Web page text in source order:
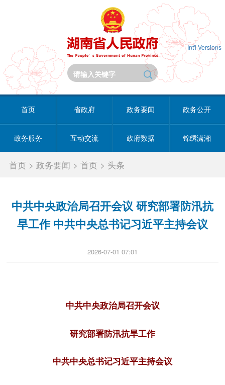
Int'l Versions
首页 省政府 政务要闻 政务公开
政务服务 互动交流 政府数据 锦绣潇湘
首页 >政务要闻 >首页 > 头条
中共中央政治局召开会议 研究部署防汛抗
旱工作 中共中央总书记习近平主持会议
2026-07-01 07:01
中共中央政治局召开会议
研究部署防汛抗旱工作
中共中央总书记习近平主持会议